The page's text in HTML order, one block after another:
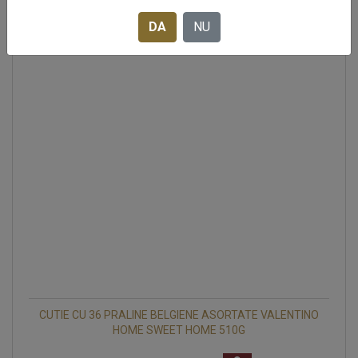
CUTIE CU 36 PRALINE BELGIENE ASORTATE VALENTINO
HOME SWEET HOME 510G
DA NU